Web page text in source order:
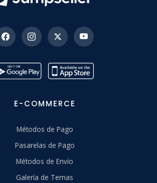
E-COMMERCE
Métodos de Pago
Pasarelas de Pago
Métodos de Envío
Galería de Temas